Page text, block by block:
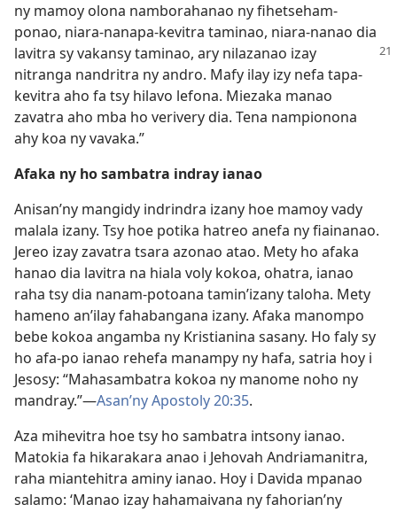
ny mamoy olona namborahanao ny fihetseham-
ponao, niara-nanapa-kevitra taminao, niara-nanao dia
lavitra sy vakansy taminao, ary nilazanao izay
nitranga nandritra ny andro. Mafy ilay izy nefa tapa-
kevitra aho fa tsy hilavo lefona. Miezaka manao
zavatra aho mba ho verivery dia. Tena nampionona
ahy koa ny vavaka.”
Afaka ny ho sambatra indray ianao
Anisan’ny mangidy indrindra izany hoe mamoy vady
malala izany. Tsy hoe potika hatreo anefa ny fiainanao.
Jereo izay zavatra tsara azonao atao. Mety ho afaka
hanao dia lavitra na hiala voly kokoa, ohatra, ianao
raha tsy dia nanam-potoana tamin’izany taloha. Mety
hameno an’ilay fahabangana izany. Afaka manompo
bebe kokoa angamba ny Kristianina sasany. Ho faly sy
ho afa-po ianao rehefa manampy ny hafa, satria hoy i
Jesosy: “Mahasambatra kokoa ny manome noho ny
mandray.”—Asan’ny Apostoly 20:35.
Aza mihevitra hoe tsy ho sambatra intsony ianao.
Matokia fa hikarakara anao i Jehovah Andriamanitra,
raha miantehitra aminy ianao. Hoy i Davida mpanao
salamo: ‘Manao izay hahamaivana ny fahorian’ny